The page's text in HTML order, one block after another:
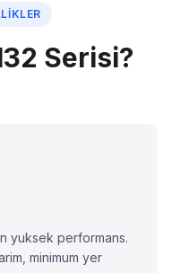
Serisi?
yuksek performans.
minimum yer